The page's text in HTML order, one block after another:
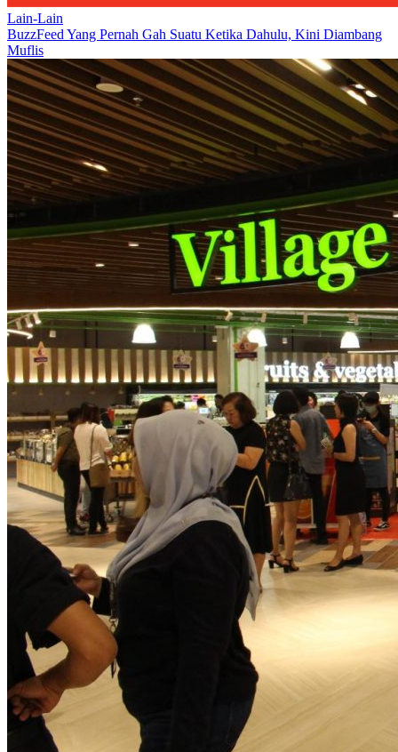
Lain-Lain
BuzzFeed Yang Pernah Gah Suatu Ketika Dahulu, Kini Diambang
Muflis